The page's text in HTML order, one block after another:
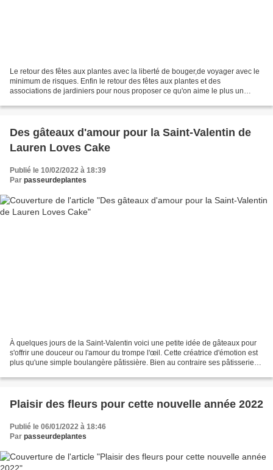
Le retour des fêtes aux plantes avec la liberté de bouger,de voyager avec le
minimum de risques. Enfin le retour des fêtes aux plantes et des
associations de jardiniers pour nous proposer ce qu'on aime le plus un
Des gâteaux d'amour pour la Saint-Valentin de
Lauren Loves Cake
Publié le 10/02/2022 à 18:39
Par passeurdeplantes
À quelques jours de la Saint-Valentin voici une petite idée de gâteaux pour
s'offrir une douceur ou l'amour du trompe l'œil. Cette créatrice d'émotion est
plus qu'une simple boulangère pâtissière. Bien au contraire ses pâtisseries
Plaisir des fleurs pour cette nouvelle année 2022
Publié le 06/01/2022 à 18:46
Par passeurdeplantes